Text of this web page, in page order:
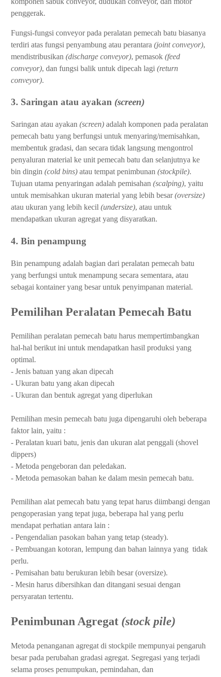
penggerak.
Fungsi-fungsi conveyor pada peralatan pemecah batu biasanya
terdiri atas fungsi penyambung atau perantara (joint conveyor),
mendistribusikan (discharge conveyor), pemasok (feed
conveyor), dan fungsi balik untuk dipecah lagi (return
conveyor).
3. Saringan atau ayakan (screen)
Saringan atau ayakan (screen) adalah komponen pada peralatan
pemecah batu yang berfungsi untuk menyaring/memisahkan,
membentuk gradasi, dan secara tidak langsung mengontrol
penyaluran material ke unit pemecah batu dan selanjutnya ke
bin dingin (cold bins) atau tempat penimbunan (stockpile).
Tujuan utama penyaringan adalah pemisahan (scalping), yaitu
untuk memisahkan ukuran material yang lebih besar(oversize)
atau ukuran yang lebih kecil (undersize), atau untuk
mendapatkan ukuran agregat yang disyaratkan.
4. Bin penampung
Bin penampung adalah bagian dari peralatan pemecah batu
yang berfungsi untuk menampung secara sementara, atau
sebagai kontainer yang besar untuk penyimpanan material.
Pemilihan Peralatan Pemecah Batu
Pemilihan peralatan pemecah batu harus mempertimbangkan
hal-hal berikut ini untuk mendapatkan hasil produksi yang
optimal.
- Jenis batuan yang akan dipecah
- Ukuran batu yang akan dipecah
- Ukuran dan bentuk agregat yang diperlukan
Pemilihan mesin pemecah batu juga dipengaruhi oleh beberapa
faktor lain, yaitu :
- Peralatan kuari batu, jenis dan ukuran alat penggali (shovel
dippers)
- Metoda pengeboran dan peledakan.
- Metoda pemasokan bahan ke dalam mesin pemecah batu.
Pemilihan alat pemecah batu yang tepat harus diimbangi dengan
pengoperasian yang tepat juga, beberapa hal yang perlu
mendapat perhatian antara lain :
- Pengendalian pasokan bahan yang tetap (steady).
- Pembuangan kotoran, lempung dan bahan lainnya yang tidak
perlu.
- Pemisahan batu berukuran lebih besar (oversize).
- Mesin harus dibersihkan dan ditangani sesuai dengan
persyaratan tertentu.
Penimbunan Agregat (stock pile)
Metoda penanganan agregat di stockpile mempunyai pengaruh
besar pada perubahan gradasi agregat. Segregasi yang terjadi
selama proses penumpukan, pemindahan, dan